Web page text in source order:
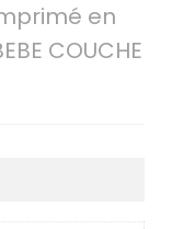
en
COUCHE